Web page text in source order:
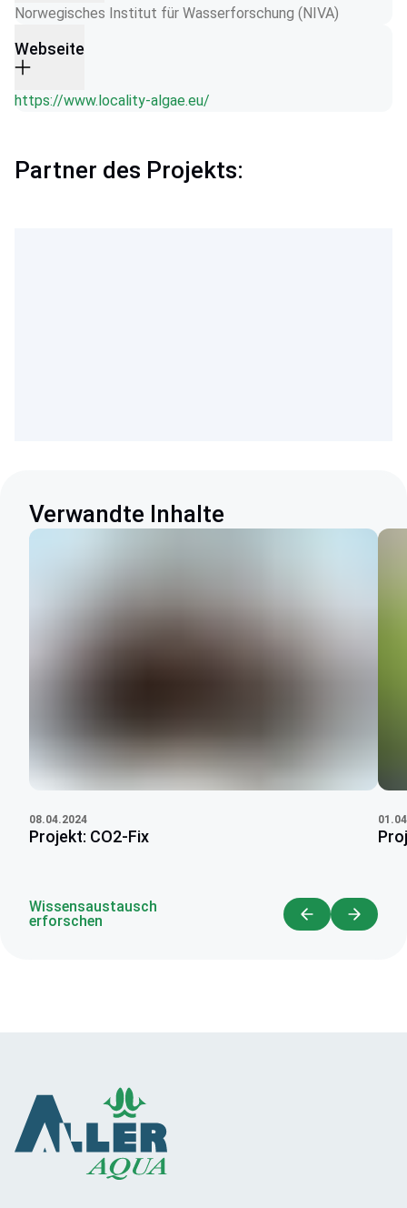
Norwegisches Institut für Wasserforschung (NIVA)
Webseite
https://www.locality-algae.eu/
Partner des Projekts:
Verwandte Inhalte
08.04.2024
Projekt: CO2-Fix
Wissensaustausch
erforschen